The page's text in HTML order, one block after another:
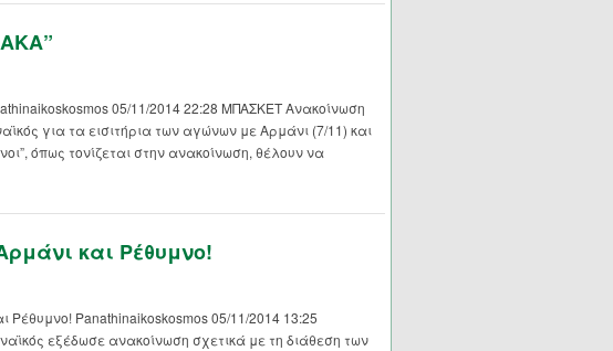
05/11/2014 22:28 ΜΠΑΣΚΕΤ Ανακοίνωση
για τα εισιτήρια των αγώνων με Αρμάνι (7/11) και
όπως τονίζεται στην ανακοίνωση, θέλουν να
και Ρέθυμνο!
Ρέθυμνο! Panathinaikoskosmos 05/11/2014 13:25
εξέδωσε ανακοίνωση σχετικά με τη διάθεση των